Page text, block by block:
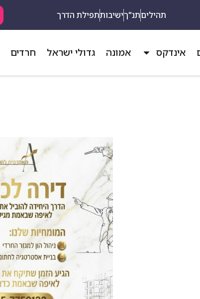
תהיליםתנ"ךישיבותתפילת הדרך
אינדקס אמונה גדולי ישראל חרדים